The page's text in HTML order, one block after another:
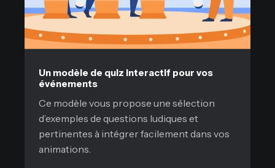
Un modèle de quiz interactif pour vos
événements
Ce modèle vous propose une sélection
d’exemples de questions ludiques et
pertinentes à intégrer facilement dans vos
animations.